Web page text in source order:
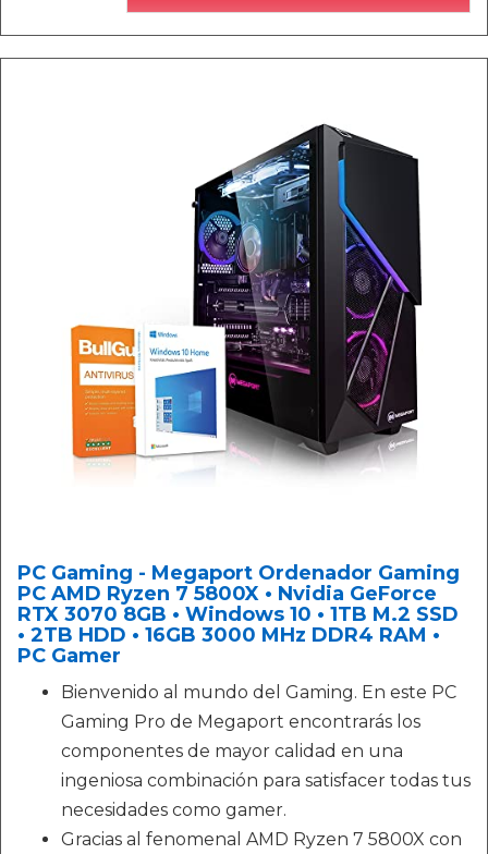
PC Gaming - Megaport Ordenador Gaming
PC AMD Ryzen 7 5800X • Nvidia GeForce
RTX 3070 8GB • Windows 10 • 1TB M.2 SSD
• 2TB HDD • 16GB 3000 MHz DDR4 RAM •
PC Gamer
Bienvenido al mundo del Gaming. En este PC
Gaming Pro de Megaport encontrarás los
componentes de mayor calidad en una
ingeniosa combinación para satisfacer todas tus
necesidades como gamer.
Gracias al fenomenal AMD Ryzen 7 5800X con